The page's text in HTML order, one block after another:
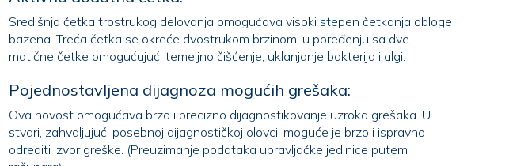
Središnja četka trostrukog delovanja omogućava visoki stepen četkanja obloge
bazena. Treća četka se okreće dvostrukom brzinom, u poređenju sa dve
matične četke omogućujući temeljno čišćenje, uklanjanje bakterija i algi.
Pojednostavljena dijagnoza mogućih grešaka:
Ova novost omogućava brzo i precizno dijagnostikovanje uzroka grešaka. U
stvari, zahvaljujući posebnoj dijagnostičkoj olovci, moguće je brzo i ispravno
odrediti izvor greške. (Preuzimanje podataka upravljačke jedinice putem